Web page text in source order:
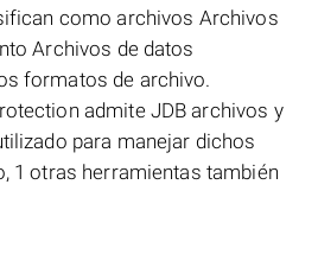
como archivos Archivos
Archivos de datos
formatos de archivo.
admite JDB archivos y
para manejar dichos
1 otras herramientas también